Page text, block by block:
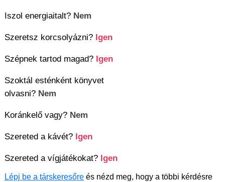
Iszol energiaitalt? Nem
Szeretsz korcsolyázni? Igen
Szépnek tartod magad? Igen
Szoktál esténként könyvet
olvasni? Nem
Koránkelő vagy? Nem
Szereted a kávét? Igen
Szereted a vígjátékokat? Igen
Lépj be a társkeresőre és nézd meg, hogy a többi kérdésre